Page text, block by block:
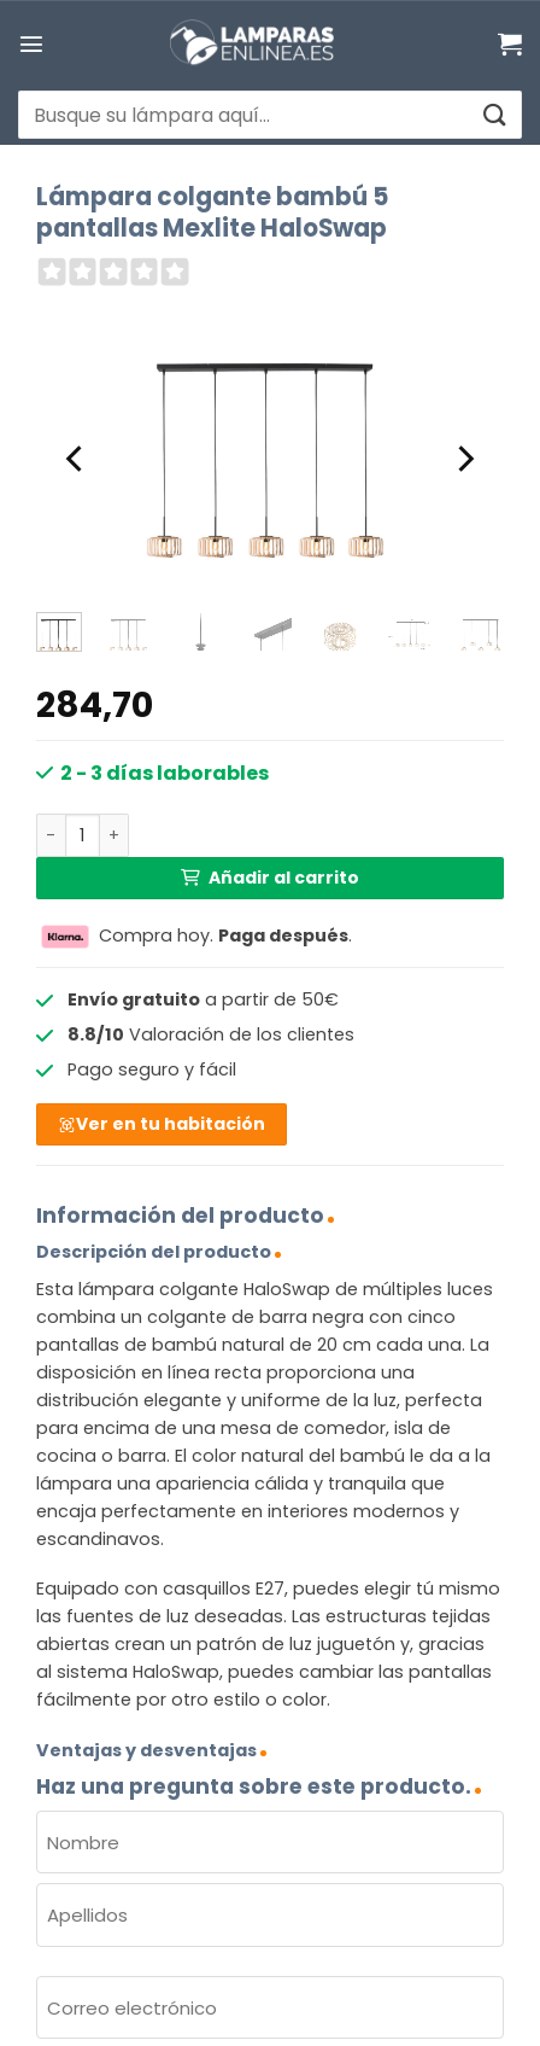
Buscar
por:
Lámpara colgante bambú 5
pantallas Mexlite HaloSwap
284,70
2 - 3 días laborables
Lámpara colgante bambú 5 pantallas Mexlite
Añadir al carrito
Compra hoy. Paga después.
Envío gratuitoa partir de 50€
8.8/10 Valoración de los clientes
Pago seguro y fácil
Ver en tu habitación
Información del producto
Descripción del producto
Esta lámpara colgante HaloSwap de múltiples luces
combina un colgante de barra negra con cinco
pantallas de bambú natural de 20 cm cada una. La
disposición en línea recta proporciona una
distribución elegante y uniforme de la luz, perfecta
para encima de una mesa de comedor, isla de
cocina o barra. El color natural del bambú le da a la
lámpara una apariencia cálida y tranquila que
encaja perfectamente en interiores modernos y
escandinavos.
Equipado con casquillos E27, puedes elegir tú mismo
las fuentes de luz deseadas. Las estructuras tejidas
abiertas crean un patrón de luz juguetón y, gracias
al sistema HaloSwap, puedes cambiar las pantallas
fácilmente por otro estilo o color.
Ventajas y desventajas
Haz una pregunta sobre este producto.
(OBLIGATORIO)
Nombre
electrónico